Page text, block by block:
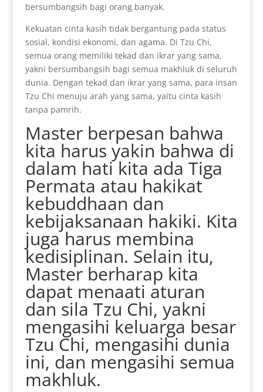
bersumbangsih bagi orang banyak.
Kekuatan cinta kasih tidak bergantung pada status
sosial, kondisi ekonomi, dan agama. Di Tzu Chi,
semua orang memiliki tekad dan ikrar yang sama,
yakni bersumbangsih bagi semua makhluk di seluruh
dunia. Dengan tekad dan ikrar yang sama, para insan
Tzu Chi menuju arah yang sama, yaitu cinta kasih
tanpa pamrih.
Master berpesan bahwa
kita harus yakin bahwa di
dalam hati kita ada Tiga
Permata atau hakikat
kebuddhaan dan
kebijaksanaan hakiki. Kita
juga harus membina
kedisiplinan. Selain itu,
Master berharap kita
dapat menaati aturan
dan sila Tzu Chi, yakni
mengasihi keluarga besar
Tzu Chi, mengasihi dunia
ini, dan mengasihi semua
makhluk.